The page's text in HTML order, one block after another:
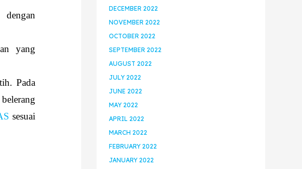
yang
Pada
sesuai
DECEMBER 2022
NOVEMBER 2022
OCTOBER 2022
SEPTEMBER 2022
AUGUST 2022
JULY 2022
JUNE 2022
MAY 2022
APRIL 2022
MARCH 2022
FEBRUARY 2022
JANUARY 2022